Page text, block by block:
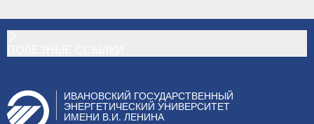
ИВАНОВСКИЙ ГОСУДАРСТВЕННЫЙ
ЭНЕРГЕТИЧЕСКИЙ УНИВЕРСИТЕТ
ИМЕНИ В.И. ЛЕНИНА